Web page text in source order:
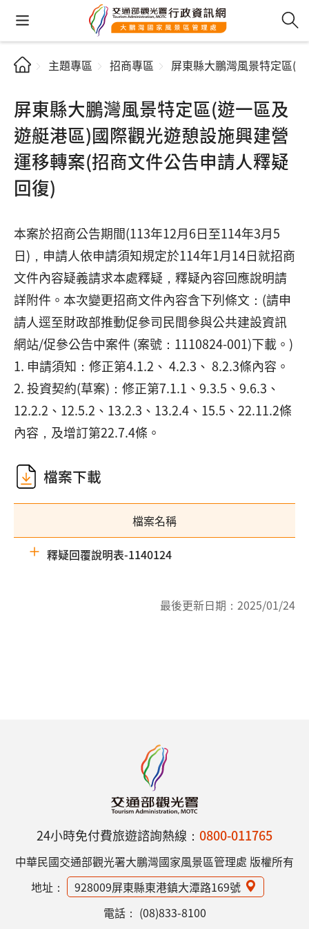
主題專區 招商專區 屏東縣大鵬灣風景特定區(
屏東縣大鵬灣風景特定區(遊一區及
遊艇港區)國際觀光遊憩設施興建營
運移轉案(招商文件公告申請人釋疑
回復)
本案於招商公告期間(113年12月6日至114年3月5
日)，申請人依申請須知規定於114年1月14日就招商
文件內容疑義請求本處釋疑，釋疑內容回應說明請
詳附件。本次變更招商文件內容含下列條文：(請申
請人逕至財政部推動促參司民間參與公共建設資訊
網站/促參公告中案件 (案號：1110824-001)下載。)
1. 申請須知：修正第4.1.2、 4.2.3、 8.2.3條內容。
2. 投資契約(草案)：修正第7.1.1、9.3.5、9.6.3、
12.2.2、12.5.2、13.2.3、13.2.4、15.5、22.11.2條
內容，及增訂第22.7.4條。
檔案下載
檔案名稱
釋疑回覆說明表-1140124
最後更新日期： 2025/01/24
24小時免付費旅遊諮詢熱線： 0800-011765
中華民國交通部觀光署大鵬灣國家風景區管理處 版權所有
地址：
928009屏東縣東港鎮大潭路169號
電話： (08)833-8100